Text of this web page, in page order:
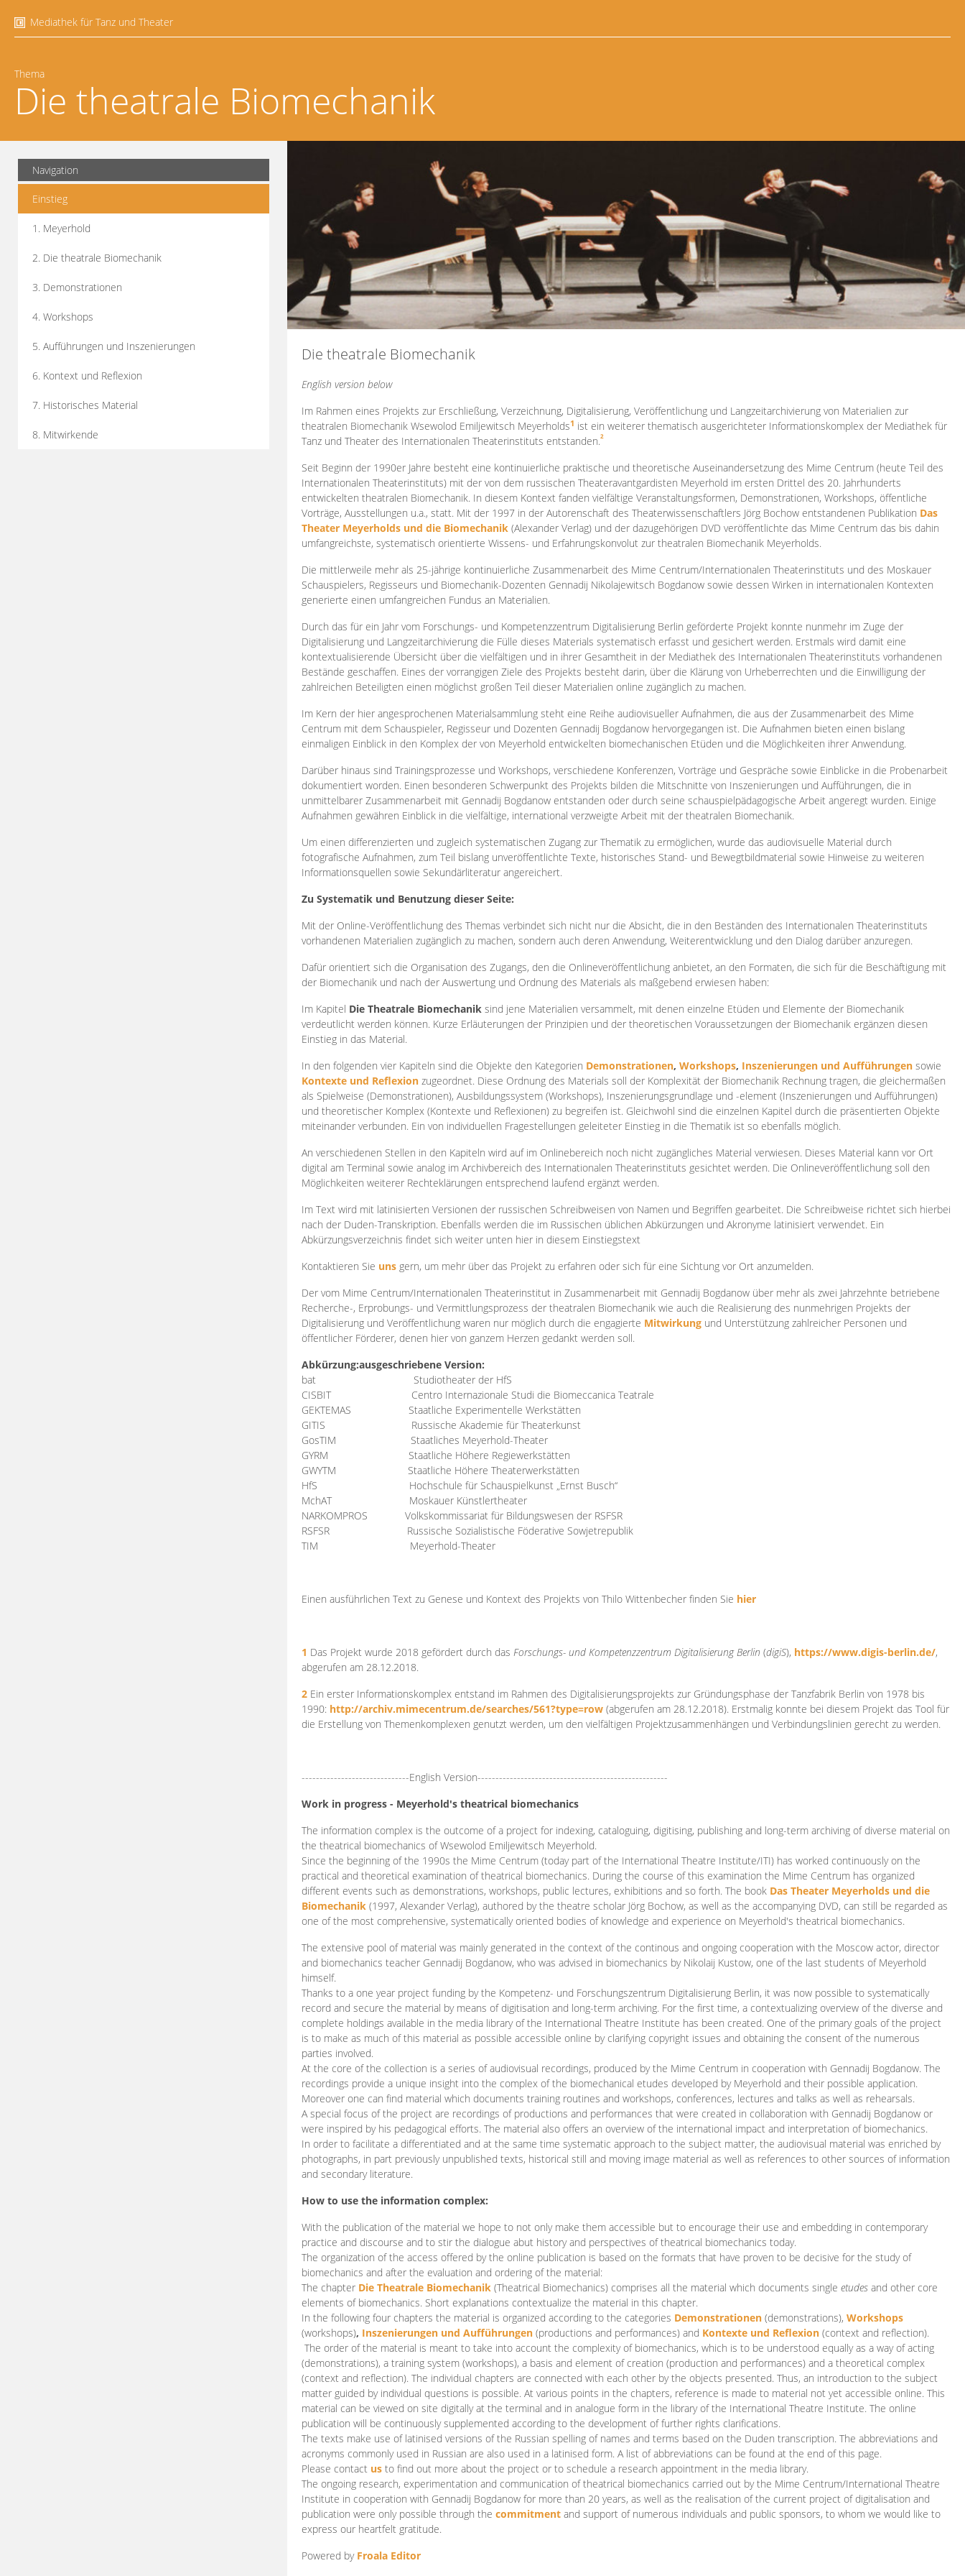
Mediathek für Tanz und Theater
Thema
Die theatrale Biomechanik
Navigation
Einstieg
1. Meyerhold
2. Die theatrale Biomechanik
3. Demonstrationen
4. Workshops
5. Aufführungen und Inszenierungen
6. Kontext und Reflexion
7. Historisches Material
8. Mitwirkende
Die theatrale Biomechanik
English version below
Im Rahmen eines Projekts zur Erschließung, Verzeichnung, Digitalisierung, Veröffentlichung und Langzeitarchivierung von Materialien zur
theatralen Biomechanik Wsewolod Emiljewitsch Meyerholds1 ist ein weiterer thematisch ausgerichteter Informationskomplex der Mediathek für
Tanz und Theater des Internationalen Theaterinstituts entstanden.2
Seit Beginn der 1990er Jahre besteht eine kontinuierliche praktische und theoretische Auseinandersetzung des Mime Centrum (heute Teil des
Internationalen Theaterinstituts) mit der von dem russischen Theateravantgardisten Meyerhold im ersten Drittel des 20. Jahrhunderts
entwickelten theatralen Biomechanik. In diesem Kontext fanden vielfältige Veranstaltungsformen, Demonstrationen, Workshops, öffentliche
Vorträge, Ausstellungen u.a., statt. Mit der 1997 in der Autorenschaft des Theaterwissenschaftlers Jörg Bochow entstandenen Publikation Das
Theater Meyerholds und die Biomechanik (Alexander Verlag) und der dazugehörigen DVD veröffentlichte das Mime Centrum das bis dahin
umfangreichste, systematisch orientierte Wissens- und Erfahrungskonvolut zur theatralen Biomechanik Meyerholds.
Die mittlerweile mehr als 25-jährige kontinuierliche Zusammenarbeit des Mime Centrum/Internationalen Theaterinstituts und des Moskauer
Schauspielers, Regisseurs und Biomechanik-Dozenten Gennadij Nikolajewitsch Bogdanow sowie dessen Wirken in internationalen Kontexten
generierte einen umfangreichen Fundus an Materialien.
Durch das für ein Jahr vom Forschungs- und Kompetenzzentrum Digitalisierung Berlin geförderte Projekt konnte nunmehr im Zuge der
Digitalisierung und Langzeitarchivierung die Fülle dieses Materials systematisch erfasst und gesichert werden. Erstmals wird damit eine
kontextualisierende Übersicht über die vielfältigen und in ihrer Gesamtheit in der Mediathek des Internationalen Theaterinstituts vorhandenen
Bestände geschaffen. Eines der vorrangigen Ziele des Projekts besteht darin, über die Klärung von Urheberrechten und die Einwilligung der
zahlreichen Beteiligten einen möglichst großen Teil dieser Materialien online zugänglich zu machen.
Im Kern der hier angesprochenen Materialsammlung steht eine Reihe audiovisueller Aufnahmen, die aus der Zusammenarbeit des Mime
Centrum mit dem Schauspieler, Regisseur und Dozenten Gennadij Bogdanow hervorgegangen ist. Die Aufnahmen bieten einen bislang
einmaligen Einblick in den Komplex der von Meyerhold entwickelten biomechanischen Etüden und die Möglichkeiten ihrer Anwendung.
Darüber hinaus sind Trainingsprozesse und Workshops, verschiedene Konferenzen, Vorträge und Gespräche sowie Einblicke in die Probenarbeit
dokumentiert worden. Einen besonderen Schwerpunkt des Projekts bilden die Mitschnitte von Inszenierungen und Aufführungen, die in
unmittelbarer Zusammenarbeit mit Gennadij Bogdanow entstanden oder durch seine schauspielpädagogische Arbeit angeregt wurden. Einige
Aufnahmen gewähren Einblick in die vielfältige, international verzweigte Arbeit mit der theatralen Biomechanik.
Um einen differenzierten und zugleich systematischen Zugang zur Thematik zu ermöglichen, wurde das audiovisuelle Material durch
fotografische Aufnahmen, zum Teil bislang unveröffentlichte Texte, historisches Stand- und Bewegtbildmaterial sowie Hinweise zu weiteren
Informationsquellen sowie Sekundärliteratur angereichert.
Zu Systematik und Benutzung dieser Seite:
Mit der Online-Veröffentlichung des Themas verbindet sich nicht nur die Absicht, die in den Beständen des Internationalen Theaterinstituts
vorhandenen Materialien zugänglich zu machen, sondern auch deren Anwendung, Weiterentwicklung und den Dialog darüber anzuregen.
Dafür orientiert sich die Organisation des Zugangs, den die Onlineveröffentlichung anbietet, an den Formaten, die sich für die Beschäftigung mit
der Biomechanik und nach der Auswertung und Ordnung des Materials als maßgebend erwiesen haben:
Im Kapitel Die Theatrale Biomechanik sind jene Materialien versammelt, mit denen einzelne Etüden und Elemente der Biomechanik
verdeutlicht werden können. Kurze Erläuterungen der Prinzipien und der theoretischen Voraussetzungen der Biomechanik ergänzen diesen
Einstieg in das Material.
In den folgenden vier Kapiteln sind die Objekte den Kategorien Demonstrationen, Workshops, Inszenierungen und Aufführungen sowie
Kontexte und Reflexion zugeordnet. Diese Ordnung des Materials soll der Komplexität der Biomechanik Rechnung tragen, die gleichermaßen
als Spielweise (Demonstrationen), Ausbildungssystem (Workshops), Inszenierungsgrundlage und -element (Inszenierungen und Aufführungen)
und theoretischer Komplex (Kontexte und Reflexionen) zu begreifen ist. Gleichwohl sind die einzelnen Kapitel durch die präsentierten Objekte
miteinander verbunden. Ein von individuellen Fragestellungen geleiteter Einstieg in die Thematik ist so ebenfalls möglich.
An verschiedenen Stellen in den Kapiteln wird auf im Onlinebereich noch nicht zugängliches Material verwiesen. Dieses Material kann vor Ort
digital am Terminal sowie analog im Archivbereich des Internationalen Theaterinstituts gesichtet werden. Die Onlineveröffentlichung soll den
Möglichkeiten weiterer Rechteklärungen entsprechend laufend ergänzt werden.
Im Text wird mit latinisierten Versionen der russischen Schreibweisen von Namen und Begriffen gearbeitet. Die Schreibweise richtet sich hierbei
nach der Duden-Transkription. Ebenfalls werden die im Russischen üblichen Abkürzungen und Akronyme latinisiert verwendet. Ein
Abkürzungsverzeichnis findet sich weiter unten hier in diesem Einstiegstext
Kontaktieren Sie uns gern, um mehr über das Projekt zu erfahren oder sich für eine Sichtung vor Ort anzumelden.
Der vom Mime Centrum/Internationalen Theaterinstitut in Zusammenarbeit mit Gennadij Bogdanow über mehr als zwei Jahrzehnte betriebene
Recherche-, Erprobungs- und Vermittlungsprozess der theatralen Biomechanik wie auch die Realisierung des nunmehrigen Projekts der
Digitalisierung und Veröffentlichung waren nur möglich durch die engagierte Mitwirkung und Unterstützung zahlreicher Personen und
öffentlicher Förderer, denen hier von ganzem Herzen gedankt werden soll.
Abkürzung:ausgeschriebene Version:
bat
Studiotheater der HfS
CISBIT
Centro Internazionale Studi die Biomeccanica Teatrale
GEKTEMAS
Staatliche Experimentelle Werkstätten
GITIS
Russische Akademie für Theaterkunst
GosTIM
Staatliches Meyerhold-Theater
GYRM
Staatliche Höhere Regiewerkstätten
GWYTM
Staatliche Höhere Theaterwerkstätten
HfS
Hochschule für Schauspielkunst „Ernst Busch“
MchAT
Moskauer Künstlertheater
NARKOMPROS
Volkskommissariat für Bildungswesen der RSFSR
RSFSR
Russische Sozialistische Föderative Sowjetrepublik
TIM Meyerhold-Theater
Einen ausführlichen Text zu Genese und Kontext des Projekts von Thilo Wittenbecher finden Sie hier
1 Das Projekt wurde 2018 gefördert durch das Forschungs- und Kompetenzzentrum DigitalisierungBerlin (digiS), https://www.digis-berlin.de/,
abgerufen am 28.12.2018.
2 Ein erster Informationskomplex entstand im Rahmen des Digitalisierungsprojekts zur Gründungsphase der Tanzfabrik Berlin von 1978 bis
1990: http://archiv.mimecentrum.de/searches/561?type=row (abgerufen am 28.12.2018). Erstmalig konnte bei diesem Projekt das Tool für
die Erstellung von Themenkomplexen genutzt werden, um den vielfältigen Projektzusammenhängen und Verbindungslinien gerecht zu werden.
------------------------------English Version-----------------------------------------------------
Work in progress - Meyerhold's theatrical biomechanics
The information complex is the outcome of a project for indexing, cataloguing, digitising, publishing and long-term archiving of diverse material on
the theatrical biomechanics of Wsewolod Emiljewitsch Meyerhold.
Since the beginning of the 1990s the Mime Centrum (today part of the International Theatre Institute/ITI) has worked continuously on the
practical and theoretical examination of theatrical biomechanics. During the course of this examination the Mime Centrum has organized
different events such as demonstrations, workshops, public lectures, exhibitions and so forth. The book Das Theater Meyerholds und die
Biomechanik (1997, Alexander Verlag), authored by the theatre scholar Jörg Bochow, as well as the accompanying DVD, can still be regarded as
one of the most comprehensive, systematically oriented bodies of knowledge and experience on Meyerhold's theatrical biomechanics.
The extensive pool of material was mainly generated in the context of the continous and ongoing cooperation with the Moscow actor, director
and biomechanics teacher Gennadij Bogdanow, who was advised in biomechanics by Nikolaij Kustow, one of the last students of Meyerhold
himself.
Thanks to a one year project funding by the Kompetenz- und Forschungszentrum Digitalisierung Berlin, it was now possible to systematically
record and secure the material by means of digitisation and long-term archiving. For the first time, a contextualizing overview of the diverse and
complete holdings available in the media library of the International Theatre Institute has been created. One of the primary goals of the project
is to make as much of this material as possible accessible online by clarifying copyright issues and obtaining the consent of the numerous
parties involved.
At the core of the collection is a series of audiovisual recordings, produced by the Mime Centrum in cooperation with Gennadij Bogdanow. The
recordings provide a unique insight into the complex of the biomechanical etudes developed by Meyerhold and their possible application.
Moreover one can find material which documents training routines and workshops, conferences, lectures and talks as well as rehearsals.
A special focus of the project are recordings of productions and performances that were created in collaboration with Gennadij Bogdanow or
were inspired by his pedagogical efforts. The material also offers an overview of the international impact and interpretation of biomechanics.
In order to facilitate a differentiated and at the same time systematic approach to the subject matter, the audiovisual material was enriched by
photographs, in part previously unpublished texts, historical still and moving image material as well as references to other sources of information
and secondary literature.
How to use the information complex:
With the publication of the material we hope to not only make them accessible but to encourage their use and embedding in contemporary
practice and discourse and to stir the dialogue abut history and perspectives of theatrical biomechanics today.
The organization of the access offered by the online publication is based on the formats that have proven to be decisive for the study of
biomechanics and after the evaluation and ordering of the material:
The chapter Die Theatrale Biomechanik (Theatrical Biomechanics) comprises all the material which documents single etudes and other core
elements of biomechanics. Short explanations contextualize the material in this chapter.
In the following four chapters the material is organized according to the categories Demonstrationen (demonstrations), Workshops
(workshops), Inszenierungen und Aufführungen (productions and performances) and Kontexte und Reflexion (context and reflection).
The order of the material is meant to take into account the complexity of biomechanics, which is to be understood equally as a way of acting
(demonstrations), a training system (workshops), a basis and element of creation (production and performances) and a theoretical complex
(context and reflection). The individual chapters are connected with each other by the objects presented. Thus, an introduction to the subject
matter guided by individual questions is possible. At various points in the chapters, reference is made to material not yet accessible online. This
material can be viewed on site digitally at the terminal and in analogue form in the library of the International Theatre Institute. The online
publication will be continuously supplemented according to the development of further rights clarifications.
The texts make use of latinised versions of the Russian spelling of names and terms based on the Duden transcription. The abbreviations and
acronyms commonly used in Russian are also used in a latinised form. A list of abbreviations can be found at the end of this page.
Please contact us to find out more about the project or to schedule a research appointment in the media library.
The ongoing research, experimentation and communication of theatrical biomechanics carried out by the Mime Centrum/International Theatre
Institute in cooperation with Gennadij Bogdanow for more than 20 years, as well as the realisation of the current project of digitalisation and
publication were only possible through the commitment and support of numerous individuals and public sponsors, to whom we would like to
express our heartfelt gratitude.
Powered by Froala Editor